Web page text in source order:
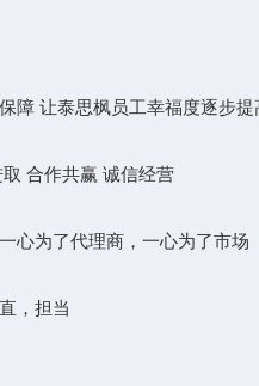
让泰思枫员工幸福度逐步提
合作共赢 诚信经营
为了代理商，一心为了市场
，担当